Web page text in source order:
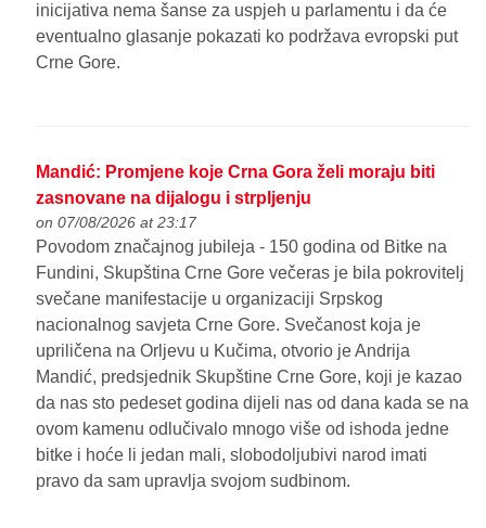
inicijativa nema šanse za uspjeh u parlamentu i da će
eventualno glasanje pokazati ko podržava evropski put
Crne Gore.
Mandić: Promjene koje Crna Gora želi moraju biti
zasnovane na dijalogu i strpljenju
on 07/08/2026 at 23:17
Povodom značajnog jubileja - 150 godina od Bitke na
Fundini, Skupština Crne Gore večeras je bila pokrovitelj
svečane manifestacije u organizaciji Srpskog
nacionalnog savjeta Crne Gore. Svečanost koja je
upriličena na Orljevu u Kučima, otvorio je Andrija
Mandić, predsjednik Skupštine Crne Gore, koji je kazao
da nas sto pedeset godina dijeli nas od dana kada se na
ovom kamenu odlučivalo mnogo više od ishoda jedne
bitke i hoće li jedan mali, slobodoljubivi narod imati
pravo da sam upravlja svojom sudbinom.